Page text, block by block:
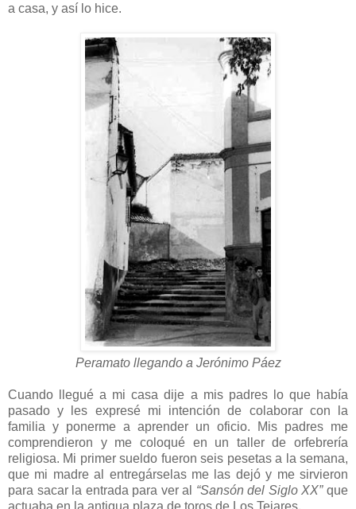
a casa, y así lo hice.
Peramato llegando a Jerónimo Páez
Cuando llegué a mi casa dije a mis padres lo que había
pasado y les expresé mi intención de colaborar con la
familia y ponerme a aprender un oficio. Mis padres me
comprendieron y me coloqué en un taller de orfebrería
religiosa. Mi primer sueldo fueron seis pesetas a la semana,
que mi madre al entregárselas me las dejó y me sirvieron
para sacar la entrada para ver al “Sansón del Siglo XX”que
actuaba en la antigua plaza de toros de Los Tejares.